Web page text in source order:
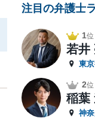
注目の弁護士
1位
若井
東
2位
稲葉
神